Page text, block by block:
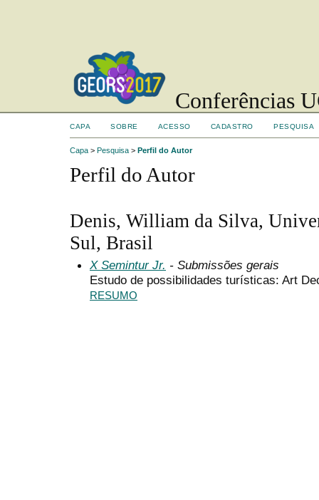
Conferências
CAPA SOBRE ACESSO CADASTRO PESQUISA
Capa > Pesquisa > Perfil do Autor
Perfil do Autor
Denis, William da Silva,
Sul, Brasil
X Semintur Jr. - Submissões gerais
Estudo de possibilidades turísticas: Art
RESUMO